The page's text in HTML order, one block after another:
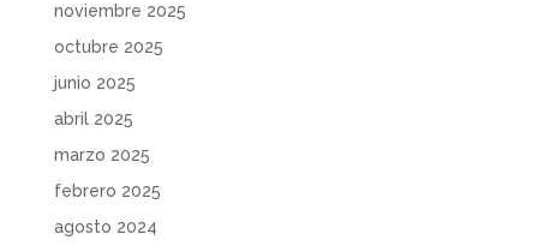
noviembre 2025
octubre 2025
junio 2025
abril 2025
marzo 2025
febrero 2025
agosto 2024